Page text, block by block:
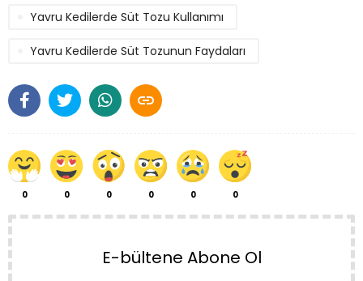

0 0 0 0 0 0
Yavru Kedilerde Süt Tozu Kullanımı
Yavru Kedilerde Süt Tozunun Faydaları
E-bültene Abone Ol